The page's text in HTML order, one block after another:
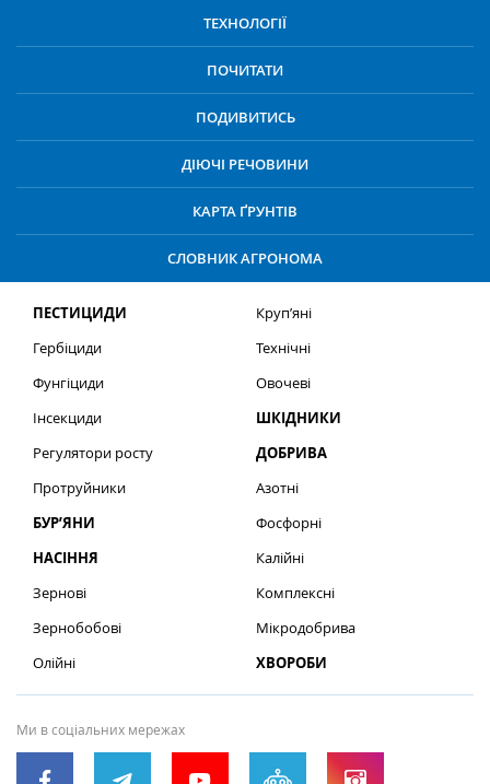
ТЕХНОЛОГІЇ
ПОЧИТАТИ
ПОДИВИТИСЬ
ДІЮЧІ РЕЧОВИНИ
КАРТА ҐРУНТІВ
СЛОВНИК АГРОНОМА
ПЕСТИЦИДИ
Гербіциди
Фунгіциди
Інсекциди
Регулятори росту
Протруйники
БУР’ЯНИ
НАСІННЯ
Зернові
Зернобобові
Олійні
Круп’яні
Технічні
Овочеві
ШКІДНИКИ
ДОБРИВА
Азотні
Фосфорні
Калійні
Комплексні
Мікродобрива
ХВОРОБИ
Ми в соціальних мережах